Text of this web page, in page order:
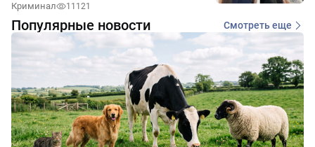
Криминал 11121
Популярные новости Смотреть еще